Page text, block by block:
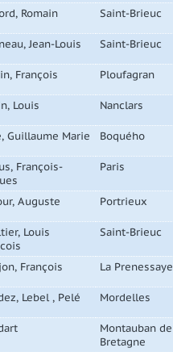
Romain Saint-Brieuc
Jean-Louis Saint-Brieuc
François Ploufagran
Louis Nanclars
Guillaume Marie Boquého
François-
Paris
Auguste Portrieux
Louis
Saint-Brieuc
François La Prenessaye
Lebel , Pelé Mordelles
Montauban de
Bretagne